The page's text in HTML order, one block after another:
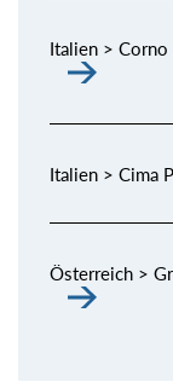
Italien > Corno
Italien > Cima
Österreich >